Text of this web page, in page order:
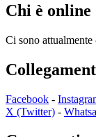
Chi è online
Ci sono attualmente
Facebook -
X (Twitter) -